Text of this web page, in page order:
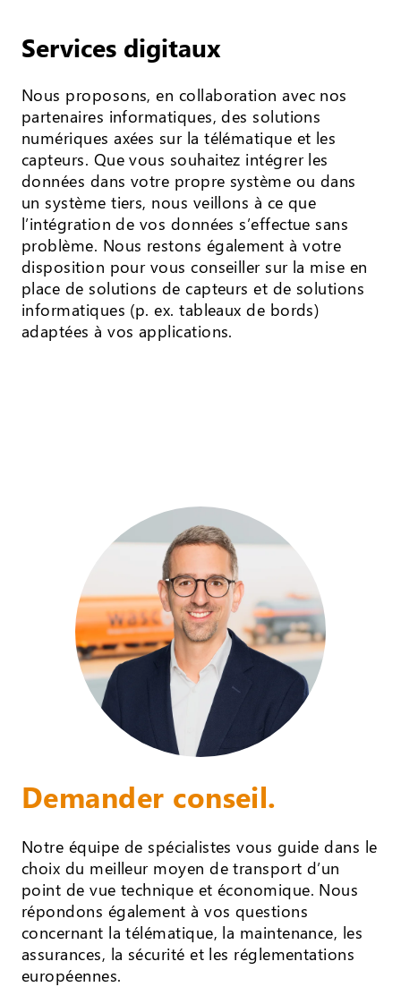
Services digitaux
Nous proposons, en collaboration avec nos
partenaires informatiques, des solutions
numériques axées sur la télématique et les
capteurs. Que vous souhaitez intégrer les
données dans votre propre système ou dans
un système tiers, nous veillons à ce que
l’intégration de vos données s’effectue sans
problème. Nous restons également à votre
disposition pour vous conseiller sur la mise en
place de solutions de capteurs et de solutions
informatiques (p. ex. tableaux de bords)
adaptées à vos applications.
Demander conseil.
Notre équipe de spécialistes vous guide dans le
choix du meilleur moyen de transport d’un
point de vue technique et économique. Nous
répondons également à vos questions
concernant la télématique, la maintenance, les
assurances, la sécurité et les réglementations
européennes.